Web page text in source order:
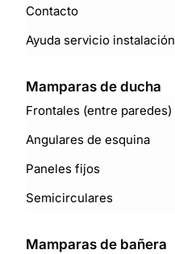
Contacto
Ayuda servicio instalación
Mamparas de ducha
Frontales (entre paredes)
Angulares de esquina
Paneles fijos
Semicirculares
Mamparas de bañera